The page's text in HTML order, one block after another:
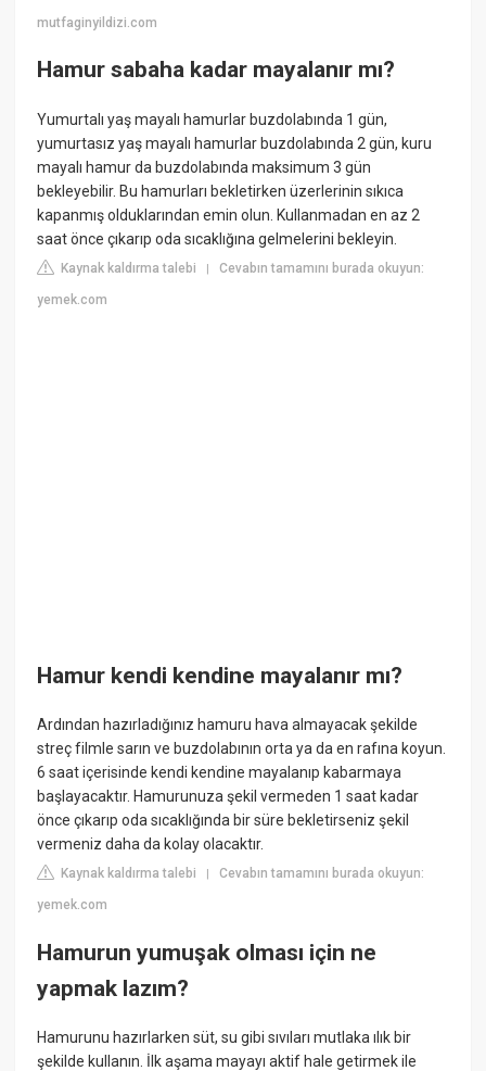
mutfaginyildizi.com
Hamur sabaha kadar mayalanır mı?
Yumurtalı yaş mayalı hamurlar buzdolabında 1 gün,
yumurtasız yaş mayalı hamurlar buzdolabında 2 gün, kuru
mayalı hamur da buzdolabında maksimum 3 gün
bekleyebilir. Bu hamurları bekletirken üzerlerinin sıkıca
kapanmış olduklarından emin olun. Kullanmadan en az 2
saat önce çıkarıp oda sıcaklığına gelmelerini bekleyin.
Kaynak kaldırma talebi |Cevabın tamamını burada okuyun:
yemek.com
Hamur kendi kendine mayalanır mı?
Ardından hazırladığınız hamuru hava almayacak şekilde
streç filmle sarın ve buzdolabının orta ya da en rafına koyun.
6 saat içerisinde kendi kendine mayalanıp kabarmaya
başlayacaktır. Hamurunuza şekil vermeden 1 saat kadar
önce çıkarıp oda sıcaklığında bir süre bekletirseniz şekil
vermeniz daha da kolay olacaktır.
Kaynak kaldırma talebi |Cevabın tamamını burada okuyun:
yemek.com
Hamurun yumuşak olması için ne
yapmak lazım?
Hamurunu hazırlarken süt, su gibi sıvıları mutlaka ılık bir
şekilde kullanın. İlk aşama mayayı aktif hale getirmek ile